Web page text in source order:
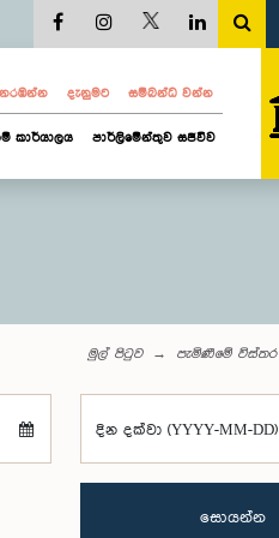
දැනුමට සම්බන්ධ වන්න
කාර්යාලය පාර්ලිමේන්තුව සජීවීව
මුල් පිටුව පැමිණීමේ විස්තර
දින දක්වා (YYYY-MM-DD)
සොයන්න